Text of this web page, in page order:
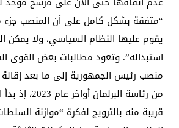
“متفقة بشكل كامل على أن المنصب جزء
يقوم عليها النظام السياسي، ولا يمكن
استبداله”. وتعود مطالبات بعض القوى
منصب رئيس الجمهورية إلى ما بعد
من رئاسة
قريبة منه بالترويج لفكرة “موازنة